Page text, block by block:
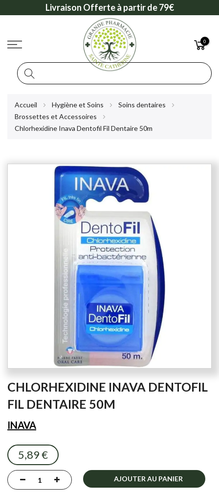
Livraison Offerte à partir de 79€
0
Accueil Hygiène et Soins
Soins dentaires
Brossettes et Accessoires
Chlorhexidine Inava Dentofil Fil Dentaire 50m
to
beginning
of
the
images
gallery
CHLORHEXIDINE INAVA DENTOFIL
FIL DENTAIRE 50M
INAVA
5,89 €
AJOUTER AU PANIER